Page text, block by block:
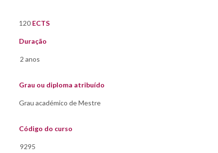
120 ECTS
Duração
Grau ou diploma atribuído
Código do curso